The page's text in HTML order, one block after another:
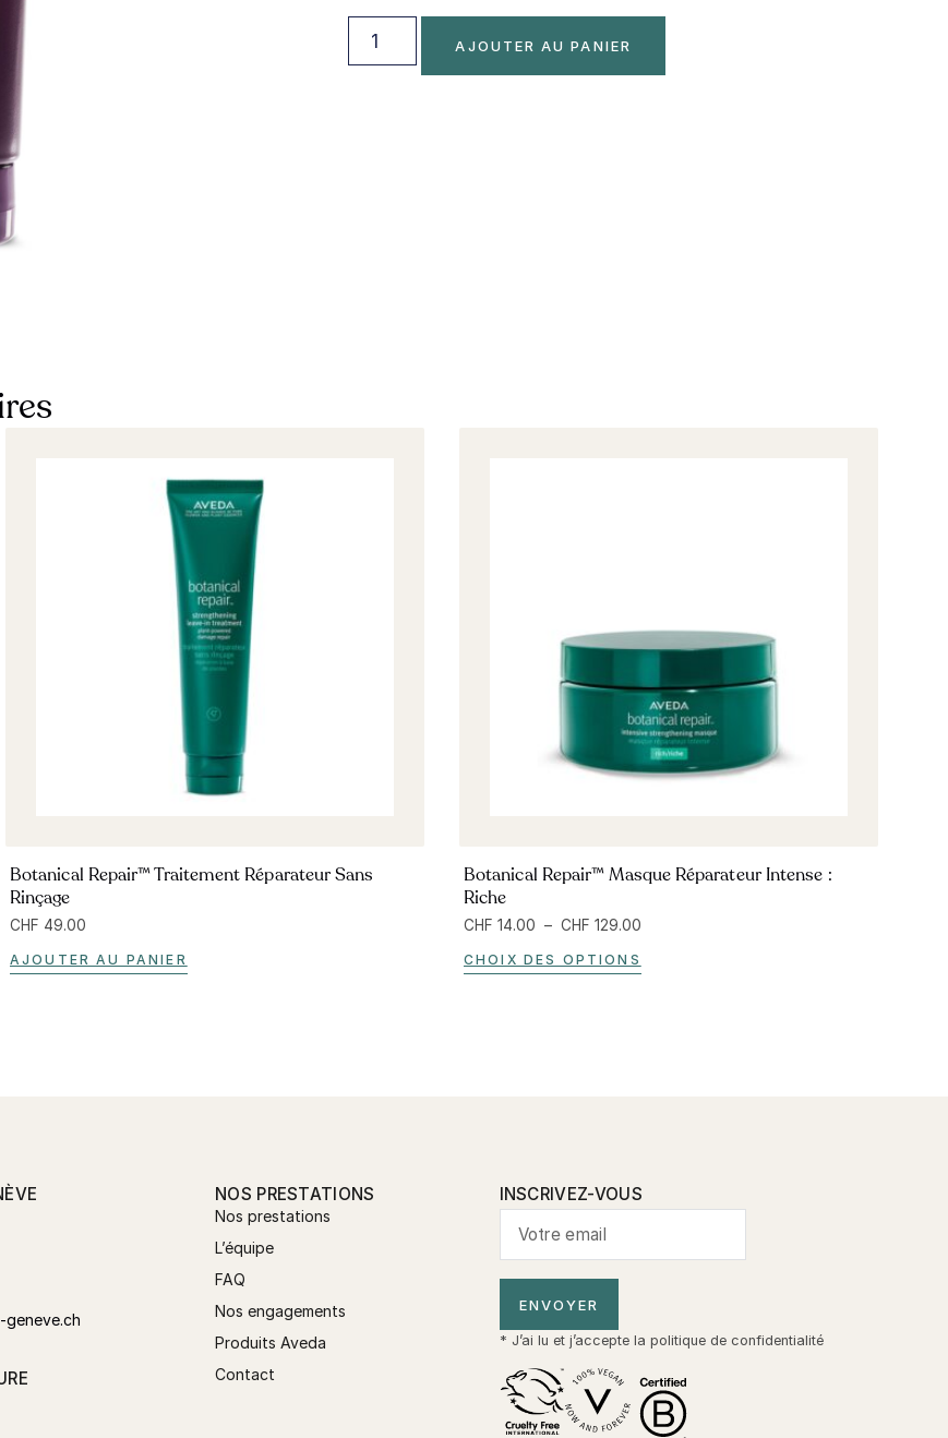
AJOUTER AU PANIER
Botanical Repair™ Traitement Réparateur Sans
Rinçage
CHF 49.00
AJOUTER AU PANIER
Botanical Repair™ Masque Réparateur Intense :
Riche
CHF 14.00 – CHF 129.00
CHOIX DES OPTIONS
NOS PRESTATIONS
Nos prestations
L’équipe
FAQ
Nos engagements
Produits Aveda
Contact
INSCRIVEZ-VOUS
ENVOYER
* J’ai lu et j’accepte la politique de confidentialité